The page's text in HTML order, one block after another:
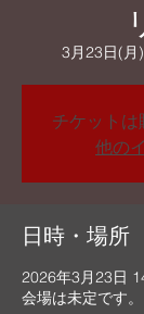
3月23日(月)
チケット
他の
日時・場所
2026年3月23日
会場は未定です。